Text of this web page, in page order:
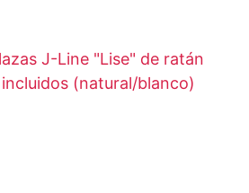
J-Line "Lise" de ratán
(natural/blanco)